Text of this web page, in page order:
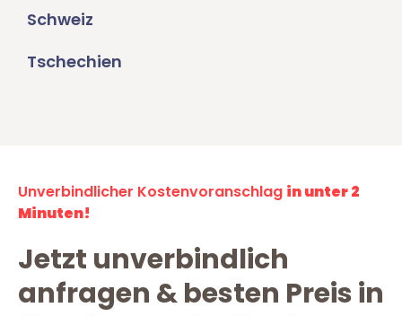
Schweiz
Tschechien
Unverbindlicher Kostenvoranschlag in unter 2
Minuten!
Jetzt unverbindlich
anfragen & besten Preis in